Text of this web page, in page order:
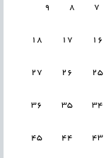
7
8
9
16
17
18
25
26
27
34
35
36
43
44
45